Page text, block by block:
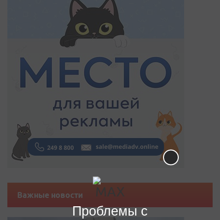
Важные новости
Проблемы с